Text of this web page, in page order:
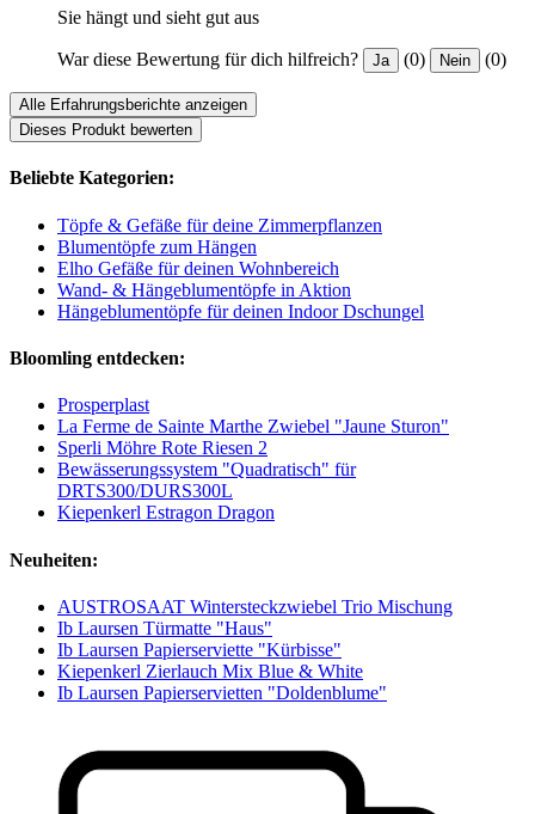
Sie hängt und sieht gut aus
War diese Bewertung für dich hilfreich? Ja (0) Nein (0)
Alle Erfahrungsberichte anzeigen
Dieses Produkt bewerten
Beliebte Kategorien:
Töpfe & Gefäße für deine Zimmerpflanzen
Blumentöpfe zum Hängen
Elho Gefäße für deinen Wohnbereich
Wand- & Hängeblumentöpfe in Aktion
Hängeblumentöpfe für deinen Indoor Dschungel
Bloomling entdecken:
Prosperplast
La Ferme de Sainte Marthe Zwiebel "Jaune Sturon"
Sperli Möhre Rote Riesen 2
Bewässerungssystem "Quadratisch" für
DRTS300/DURS300L
Kiepenkerl Estragon Dragon
Neuheiten:
AUSTROSAAT Wintersteckzwiebel Trio Mischung
Ib Laursen Türmatte "Haus"
Ib Laursen Papierserviette "Kürbisse"
Kiepenkerl Zierlauch Mix Blue & White
Ib Laursen Papierservietten "Doldenblume"